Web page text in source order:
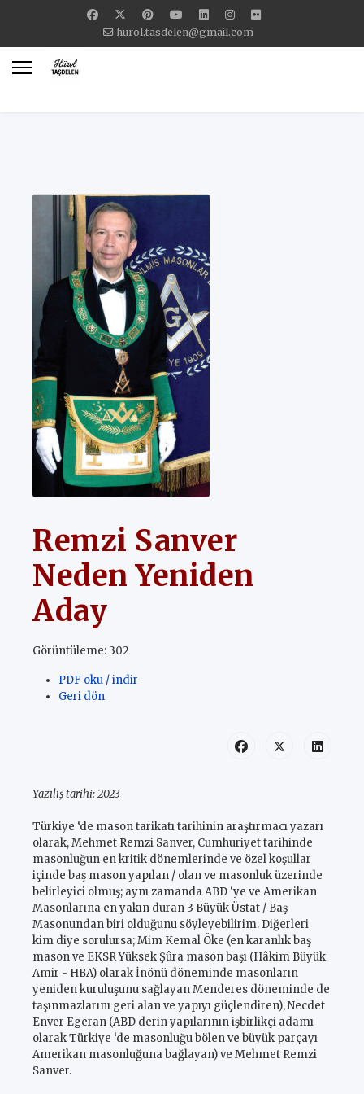
hurol.tasdelen@gmail.com
Remzi Sanver
Neden Yeniden
Aday
Görüntüleme: 302
PDF oku / indir
Geri dön
Yazılış tarihi:2023
Türkiye ‘de mason tarikatı tarihinin araştırmacı yazarı
olarak, Mehmet Remzi Sanver, Cumhuriyet tarihinde
masonluğun en kritik dönemlerinde ve özel koşullar
içinde baş mason yapılan / olan ve masonluk üzerinde
belirleyici olmuş; aynı zamanda ABD ‘ye ve Amerikan
Masonlarına en yakın duran 3 Büyük Üstat / Baş
Masonundan biri olduğunu söyleyebilirim. Diğerleri
kim diye sorulursa; Mim Kemal Öke (en karanlık baş
mason ve EKSR Yüksek Şûra mason başı (Hâkim Büyük
Amir - HBA) olarak İnönü döneminde masonların
yeniden kuruluşunu sağlayan Menderes döneminde de
taşınmazlarını geri alan ve yapıyı güçlendiren), Necdet
Enver Egeran (ABD derin yapılarının işbirlikçi adamı
olarak Türkiye ‘de masonluğu bölen ve büyük parçayı
Amerikan masonluğuna bağlayan) ve Mehmet Remzi
Sanver.